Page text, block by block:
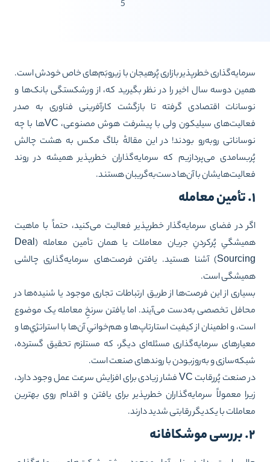
خطرپذیر بازاری پُرهیجان با زیروبَم‌های خاص خودش است.
دوسه سال اخیر را در نظر بگیرید که، از ورشکستگی بانک‌ها و
اقتصادی گرفته تا بازگشت کارآفرینی فناوری به صدر
فعالیت‌های سیلیکون ولی با پیشرفت هوش مصنوعی، VCها با چه
روبه‌رو بودند! در این مقالهٔ بلاگ مکس به هشت چالش
می‌پردازیم که سرمایه‌گذاران خطرپذیر همیشه در روند
با آن‌ها دست‌به‌گریبان هستند.
در فضای سرمایه‌گذار خطرپذیر فعالیت می‌کنید، حتماً با ماهیت
همیشگیِ پُرکردنِ جریان معاملات یا همان تأمین معامله (Deal
Sourcing) آشنا هستید. یافتن فرصت‌های سرمایه‌گذاری چالشی
است.
از این فرصت‌ها از طریق ارتباطات تجاری موجود یا شنیده‌ها در
تخصصی به‌دست می‌آیند. اما یافتن سرنخِ معامله یک موضوع
و اطمینان از کیفیت استارتاپ‌ها و هم‌خوانیِ آن‌ها با استراتژي‌ها و
سرمایه‌گذاری مسئله‌ای دیگر، که مستلزم تحقیق گسترده،
و به‌روزبودن با روندهای صنعت است.
در صنعت پُررقابت VC فشار زیادی برای افزایش سرعت عمل وجود دارد،
معمولاً سرمایه‌گذاران خطرپذیر برای یافتن و اقدام روی بهترین
با یکدیگر رقابتی شدید دارند.